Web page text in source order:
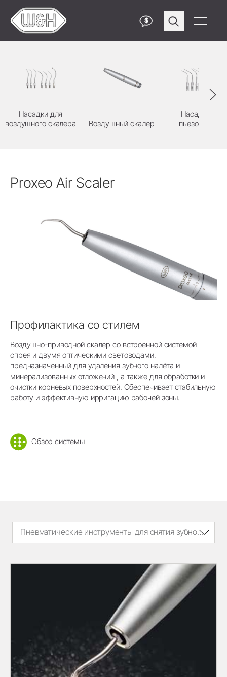
$
Насадки для
воздушного скалера
Воздушный скалер
Насадки для
пьезоскалера
Proxeo Air Scaler
Профилактика со стилем
Воздушно-приводной скалер со встроенной системой
спрея и двумя оптическими световодами,
предназначенный для удаления зубного налёта и
минерализованных отложений , а также для обработки и
очистки корневых поверхностей. Обеспечивает стабильную
работу и эффективную ирригацию рабочей зоны.
Обзор системы
Пневматические инструменты для снятия зубного камня Proxeo